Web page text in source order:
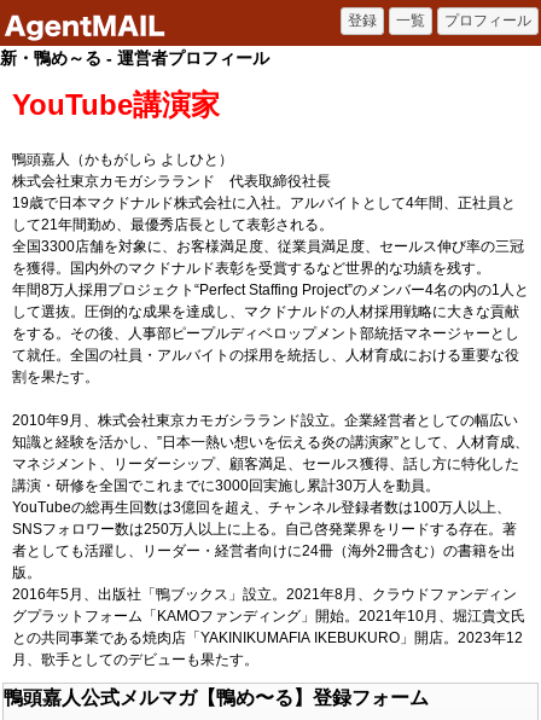
新・鴨め～る - 運営者プロフィール
YouTube講演家
鴨頭嘉人（かもがしら よしひと）
株式会社東京カモガシラランド 代表取締役社長
19歳で日本マクドナルド株式会社に入社。アルバイトとして4年間、正社員と
して21年間勤め、最優秀店長として表彰される。
全国3300店舗を対象に、お客様満足度、従業員満足度、セールス伸び率の三冠
を獲得。国内外のマクドナルド表彰を受賞するなど世界的な功績を残す。
年間8万人採用プロジェクト“Perfect Staffing Project”のメンバー4名の内の1人と
して選抜。圧倒的な成果を達成し、マクドナルドの人材採用戦略に大きな貢献
をする。その後、人事部ピープルディベロップメント部統括マネージャーとし
て就任。全国の社員・アルバイトの採用を統括し、人材育成における重要な役
割を果たす。
2010年9月、株式会社東京カモガシラランド設立。企業経営者としての幅広い
知識と経験を活かし、”日本一熱い想いを伝える炎の講演家”として、人材育成、
マネジメント、リーダーシップ、顧客満足、セールス獲得、話し方に特化した
講演・研修を全国でこれまでに3000回実施し累計30万人を動員。
YouTubeの総再生回数は3億回を超え、チャンネル登録者数は100万人以上、
SNSフォロワー数は250万人以上に上る。自己啓発業界をリードする存在。著
者としても活躍し、リーダー・経営者向けに24冊（海外2冊含む）の書籍を出
版。
2016年5月、出版社「鴨ブックス」設立。2021年8月、クラウドファンディン
グプラットフォーム「KAMOファンディング」開始。2021年10月、堀江貴文氏
との共同事業である焼肉店「YAKINIKUMAFIA IKEBUKURO」開店。2023年12
月、歌手としてのデビューも果たす。
鴨頭嘉人公式メルマガ【鴨め〜る】登録フォーム